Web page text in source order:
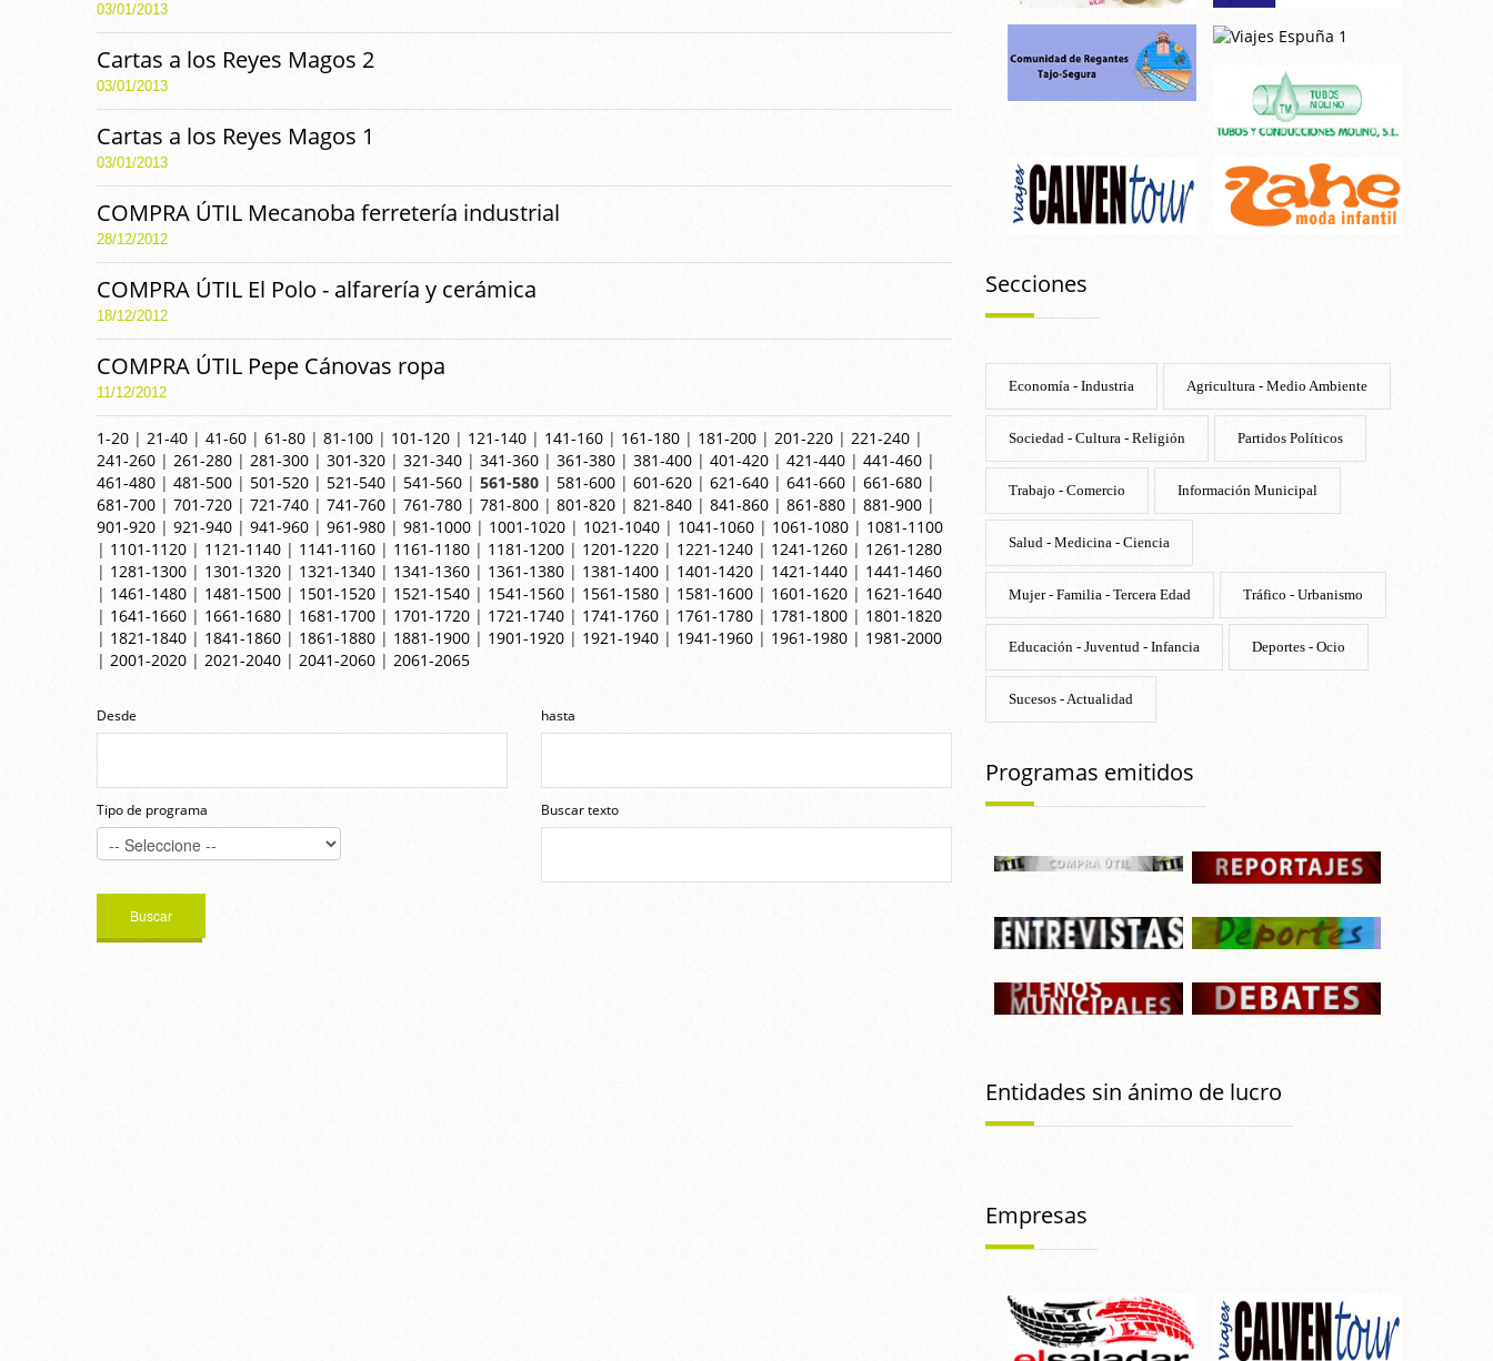
03/01/2013
Cartas a los Reyes Magos 2
03/01/2013
Cartas a los Reyes Magos 1
03/01/2013
COMPRA ÚTIL Mecanoba ferretería industrial
28/12/2012
COMPRA ÚTIL El Polo - alfarería y cerámica
18/12/2012
COMPRA ÚTIL Pepe Cánovas ropa
11/12/2012
1-20 | 21-40 | 41-60 | 61-80 | 81-100 | 101-120 | 121-140 | 141-160 | 161-180 | 181-200 | 201-220 | 221-240 |
241-260 | 261-280 | 281-300 | 301-320 | 321-340 | 341-360 | 361-380 | 381-400 | 401-420 | 421-440 | 441-460 |
461-480 | 481-500 | 501-520 | 521-540 | 541-560 | 561-580 | 581-600 | 601-620 | 621-640 | 641-660 | 661-680 |
681-700 | 701-720 | 721-740 | 741-760 | 761-780 | 781-800 | 801-820 | 821-840 | 841-860 | 861-880 | 881-900 |
901-920 | 921-940 | 941-960 | 961-980 | 981-1000 | 1001-1020 | 1021-1040 | 1041-1060 | 1061-1080 | 1081-1100
| 1101-1120 | 1121-1140 | 1141-1160 | 1161-1180 | 1181-1200 | 1201-1220 | 1221-1240 | 1241-1260 | 1261-1280
| 1281-1300 | 1301-1320 | 1321-1340 | 1341-1360 | 1361-1380 | 1381-1400 | 1401-1420 | 1421-1440 | 1441-1460
| 1461-1480 | 1481-1500 | 1501-1520 | 1521-1540 | 1541-1560 | 1561-1580 | 1581-1600 | 1601-1620 | 1621-1640
| 1641-1660 | 1661-1680 | 1681-1700 | 1701-1720 | 1721-1740 | 1741-1760 | 1761-1780 | 1781-1800 | 1801-1820
| 1821-1840 | 1841-1860 | 1861-1880 | 1881-1900 | 1901-1920 | 1921-1940 | 1941-1960 | 1961-1980 | 1981-2000
| 2001-2020 | 2021-2040 | 2041-2060 | 2061-2065
Desde
Tipo de programa
hasta
Buscar texto
Secciones
Economía - Industria Agricultura - Medio Ambiente
Sociedad - Cultura - Religión Partidos Políticos
Trabajo - Comercio Información Municipal
Salud - Medicina - Ciencia
Mujer - Familia - Tercera Edad Tráfico - Urbanismo
Educación - Juventud - Infancia Deportes - Ocio
Sucesos - Actualidad
Programas emitidos
Entidades sin ánimo de lucro
Empresas